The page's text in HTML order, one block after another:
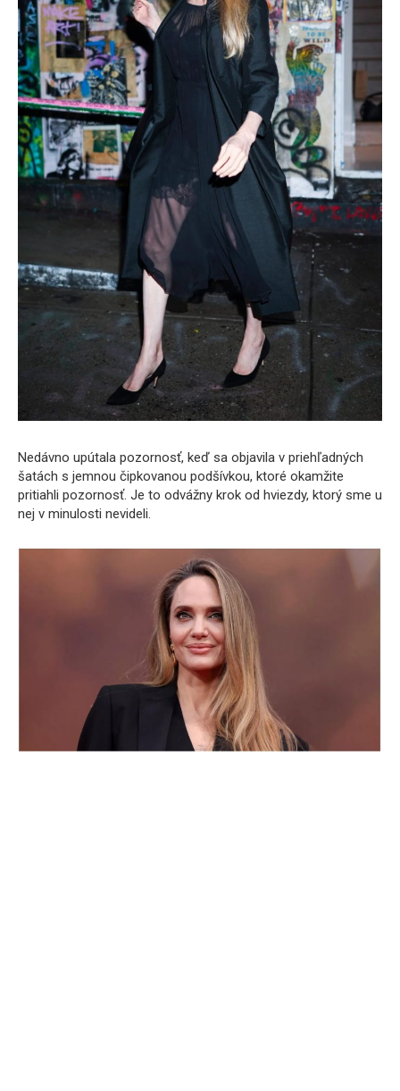
Nedávno upútala pozornosť, keď sa objavila v priehľadných
šatách s jemnou čipkovanou podšívkou, ktoré okamžite
pritiahli pozornosť. Je to odvážny krok od hviezdy, ktorý sme u
nej v minulosti nevideli.